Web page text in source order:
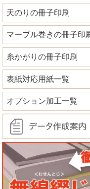
天のりの冊子印刷
マーブル巻きの冊子印
糸かがりの冊子印刷
表紙対応用紙一覧
オプション加工一覧